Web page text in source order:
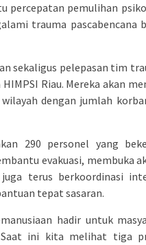
percepatan pemulihan
trauma pascabencana
sekaligus pelepasan tim
Riau. Mereka akan
dengan jumlah
290 personel yang
evakuasi, membuka
terus berkoordinasi
tepat sasaran.
hadir untuk
ini kita melihat tiga